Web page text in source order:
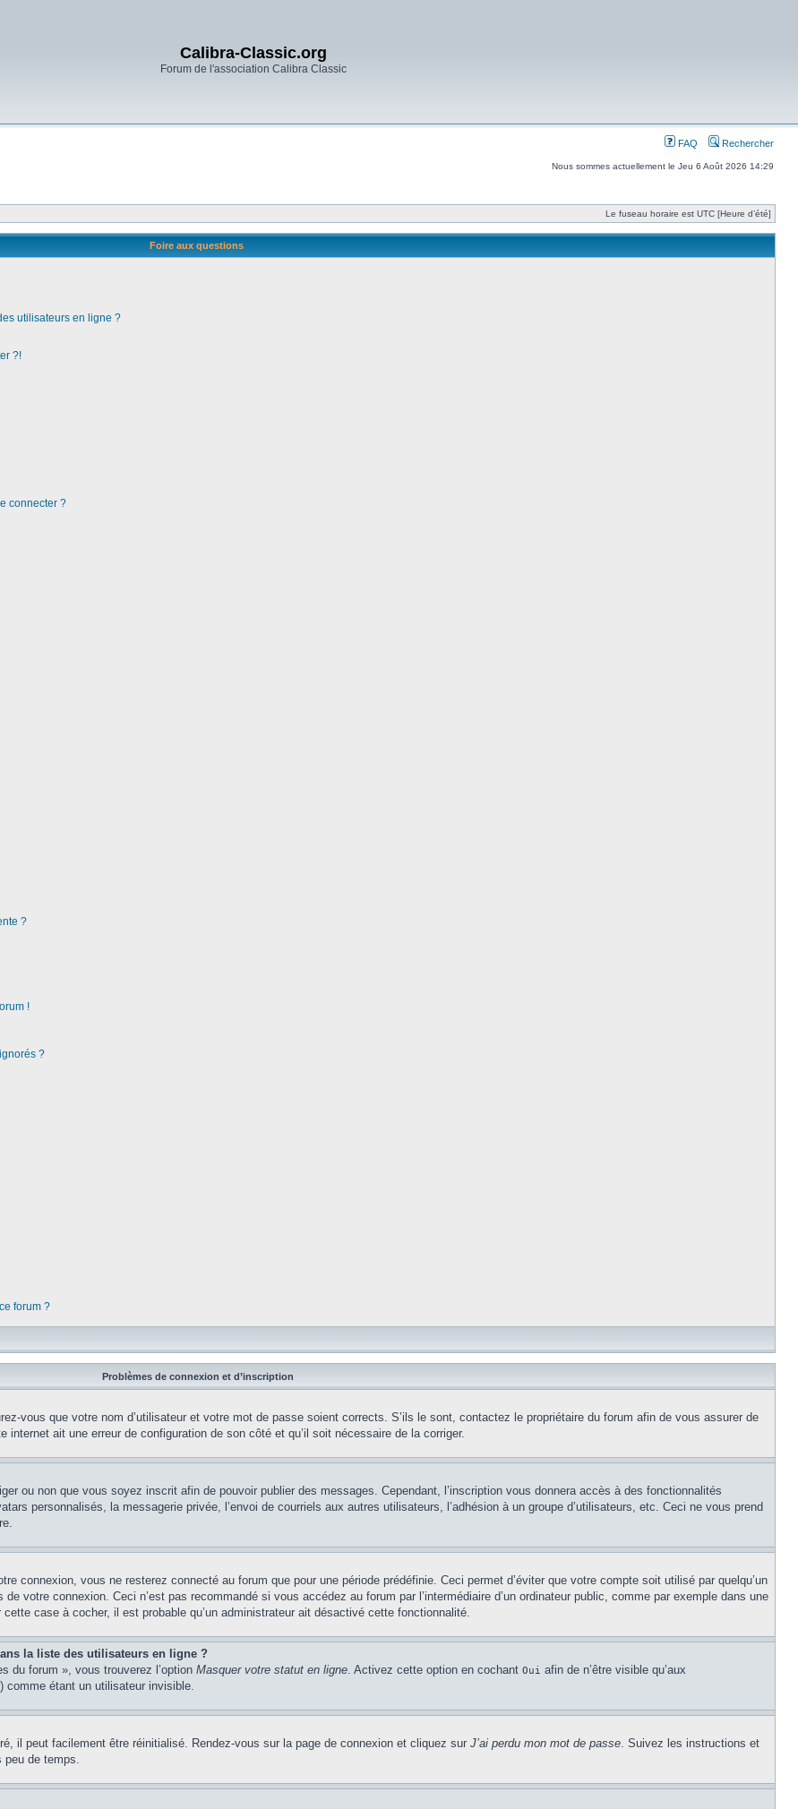
Calibra-Classic.org
Forum de l'association Calibra Classic
FAQ Rechercher
Nous sommes actuellement le Jeu 6 Août 2026 14:29
Le fuseau horaire est UTC [Heure d’été]
Foire aux questions
utilisateurs en ligne ?
?!
connecter ?
?
!
?
forum ?
Problèmes de connexion et d’inscription
vous que votre nom d’utilisateur et votre mot de passe soient corrects. S’ils le sont, contactez le propriétaire du forum afin de vous assurer de
ait une erreur de configuration de son côté et qu’il soit nécessaire de la corriger.
ou non que vous soyez inscrit afin de pouvoir publier des messages. Cependant, l’inscription vous donnera accès à des fonctionnalités
personnalisés, la messagerie privée, l’envoi de courriels aux autres utilisateurs, l’adhésion à un groupe d’utilisateurs, etc. Ceci ne vous prend
connexion, vous ne resterez connecté au forum que pour une période prédéfinie. Ceci permet d’éviter que votre compte soit utilisé par quelqu’un
votre connexion. Ceci n’est pas recommandé si vous accédez au forum par l’intermédiaire d’un ordinateur public, comme par exemple dans une
case à cocher, il est probable qu’un administrateur ait désactivé cette fonctionnalité.
la liste des utilisateurs en ligne ?
du forum », vous trouverez l’option Masquer votre statut en ligne. Activez cette option en cochant Oui afin de n’être visible qu’aux
comme étant un utilisateur invisible.
il peut facilement être réinitialisé. Rendez-vous sur la page de connexion et cliquez sur J’ai perdu mon mot de passe. Suivez les instructions et
peu de temps.